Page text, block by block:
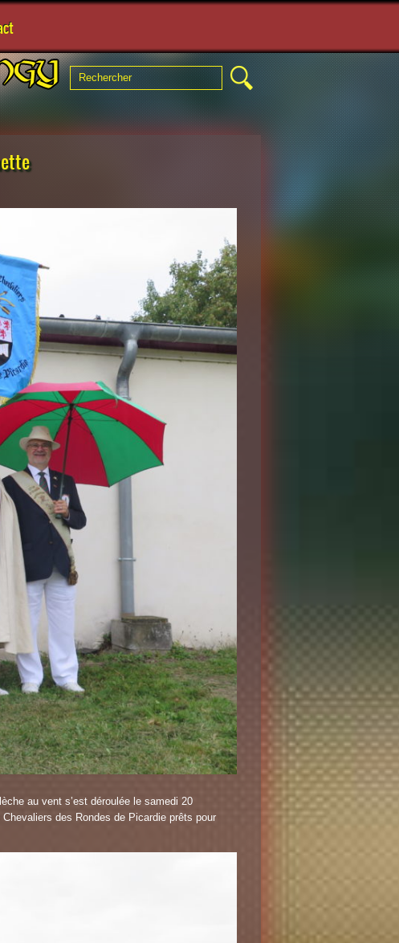
au vent s’est déroulée le samedi 20
des Rondes de Picardie prêts pour